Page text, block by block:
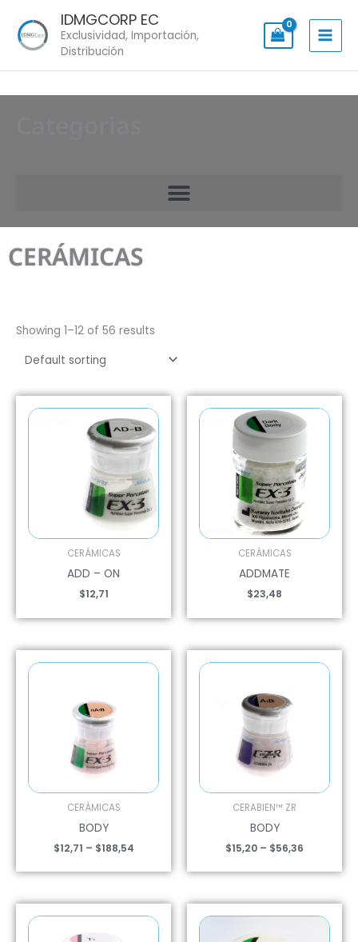
content
IDMGCORP EC
Exclusividad, Importación,
Distribución
CERÁMICAS
Showing 1–12 of 56 results
CERÁMICAS
ADD – ON
$12,71
CERÁMICAS
ADDMATE
$23,48
CERÁMICAS
BODY
$12,71 – $188,54
range:
CERABIEN™ ZR
BODY
$15,20 – $56,36
range: